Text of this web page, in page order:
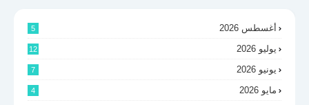
أغسطس 2026 5
يوليو 2026 12
يونيو 2026 7
مايو 2026 4